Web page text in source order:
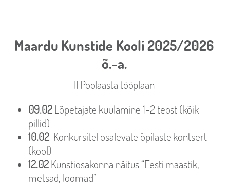
Maardu Kunstide Kooli 2025/2026
õ.-a.
II Poolaasta tööplaan
09.02Lõpetajate kuulamine 1-2 teost (kõik
pillid)
10.02 Konkursitel osalevate õpilaste kontsert
(kool)
12.02Kunstiosakonna näitus “Eesti maastik,
metsad, loomad”